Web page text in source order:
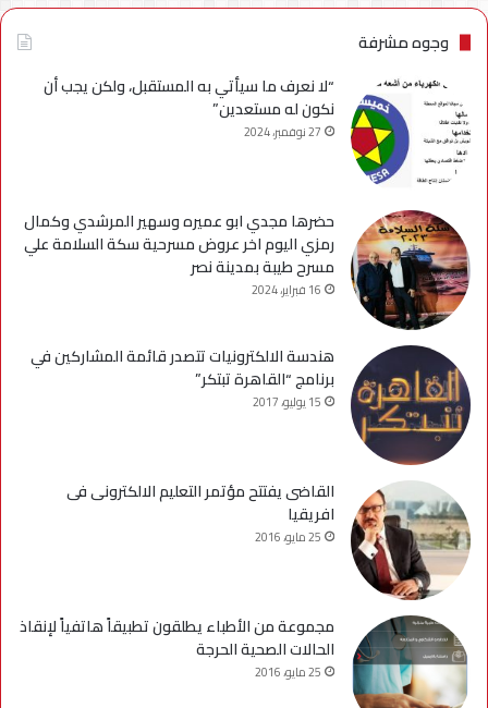
وجوه مشرفة
“لا نعرف ما سيأتي به المستقبل، ولكن يجب أن
نكون له مستعدين”
27 نوفمبر، 2024
حضرها مجدي ابو عميره وسهير المرشدي وكمال
رمزي اليوم اخر عروض مسرحية سكة السلامة علي
مسرح طيبة بمدينة نصر
16 فبراير، 2024
هندسة الالكترونيات تتصدر قائمة المشاركين في
برنامج “القاهرة تبتكر”
15 يوليو، 2017
القاضى يفتتح مؤتمر التعليم الالكترونى فى
افريقيا
25 مايو، 2016
مجموعة من الأطباء يطلقون تطبيقاً هاتفياً لإنقاذ
الحالات الصحية الحرجة
25 مايو، 2016